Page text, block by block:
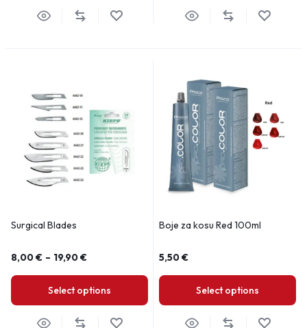
Surgical Blades
8,00€ – 19,90€
Select options
Boje za kosu Red 100ml
5,50€
Select options